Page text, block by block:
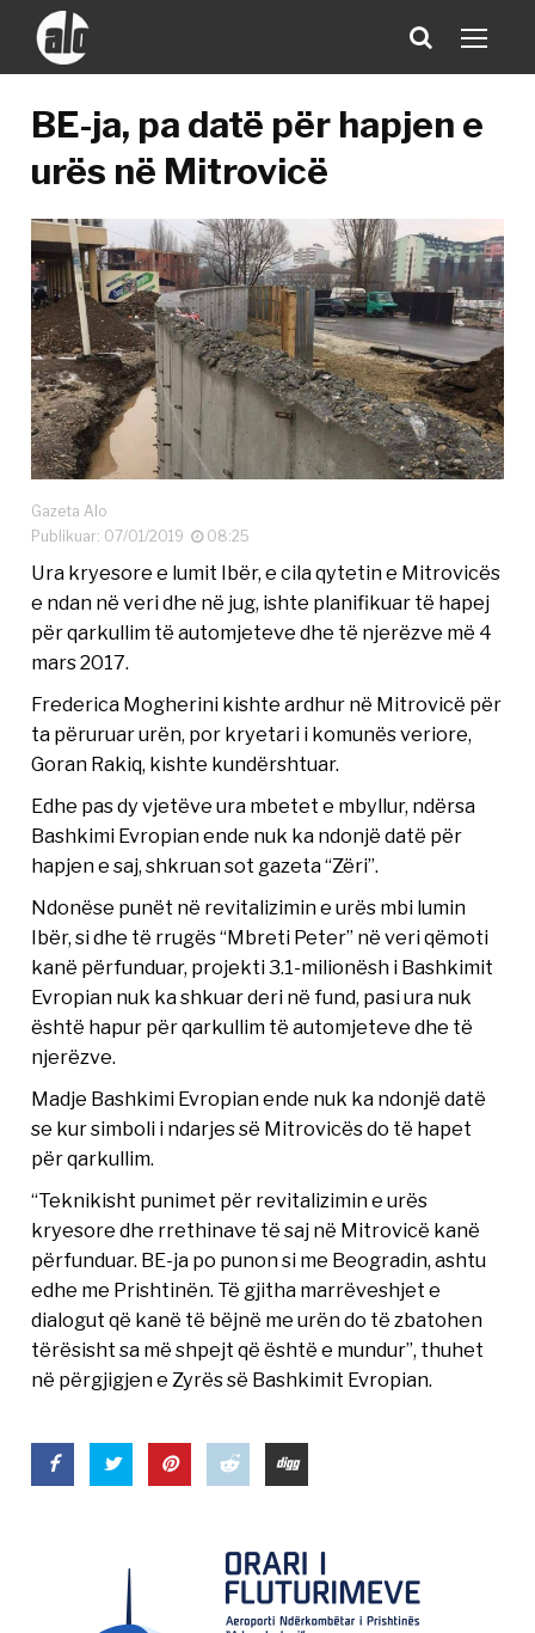
BE-ja, pa datë për hapjen e
urës në Mitrovicë
Gazeta Alo
Publikuar: 07/01/2019
08:25
Ura kryesore e lumit Ibër, e cila qytetin e Mitrovicës
e ndan në veri dhe në jug, ishte planifikuar të hapej
për qarkullim të automjeteve dhe të njerëzve më 4
mars 2017.
Frederica Mogherini kishte ardhur në Mitrovicë për
ta përuruar urën, por kryetari i komunës veriore,
Goran Rakiq, kishte kundërshtuar.
Edhe pas dy vjetëve ura mbetet e mbyllur, ndërsa
Bashkimi Evropian ende nuk ka ndonjë datë për
hapjen e saj, shkruan sot gazeta “Zëri”.
Ndonëse punët në revitalizimin e urës mbi lumin
Ibër, si dhe të rrugës “Mbreti Peter” në veri qëmoti
kanë përfunduar, projekti 3.1-milionësh i Bashkimit
Evropian nuk ka shkuar deri në fund, pasi ura nuk
është hapur për qarkullim të automjeteve dhe të
njerëzve.
Madje Bashkimi Evropian ende nuk ka ndonjë datë
se kur simboli i ndarjes së Mitrovicës do të hapet
për qarkullim.
“Teknikisht punimet për revitalizimin e urës
kryesore dhe rrethinave të saj në Mitrovicë kanë
përfunduar. BE-ja po punon si me Beogradin, ashtu
edhe me Prishtinën. Të gjitha marrëveshjet e
dialogut që kanë të bëjnë me urën do të zbatohen
tërësisht sa më shpejt që është e mundur”, thuhet
në përgjigjen e Zyrës së Bashkimit Evropian.